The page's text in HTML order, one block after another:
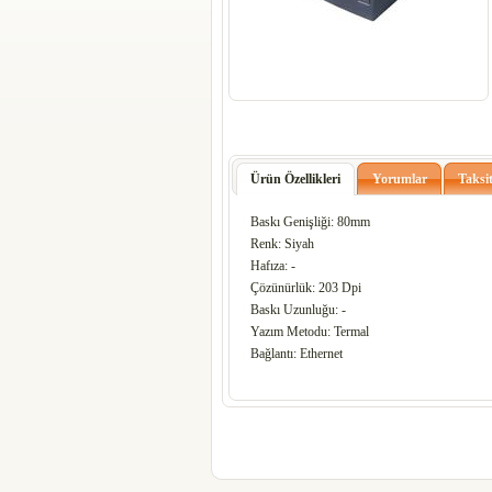
Ürün Özellikleri Yorumlar
Baskı Genişliği: 80mm
Renk: Siyah
Hafıza: -
Çözünürlük: 203 Dpi
Baskı Uzunluğu: -
Yazım Metodu: Termal
Bağlantı: Ethernet